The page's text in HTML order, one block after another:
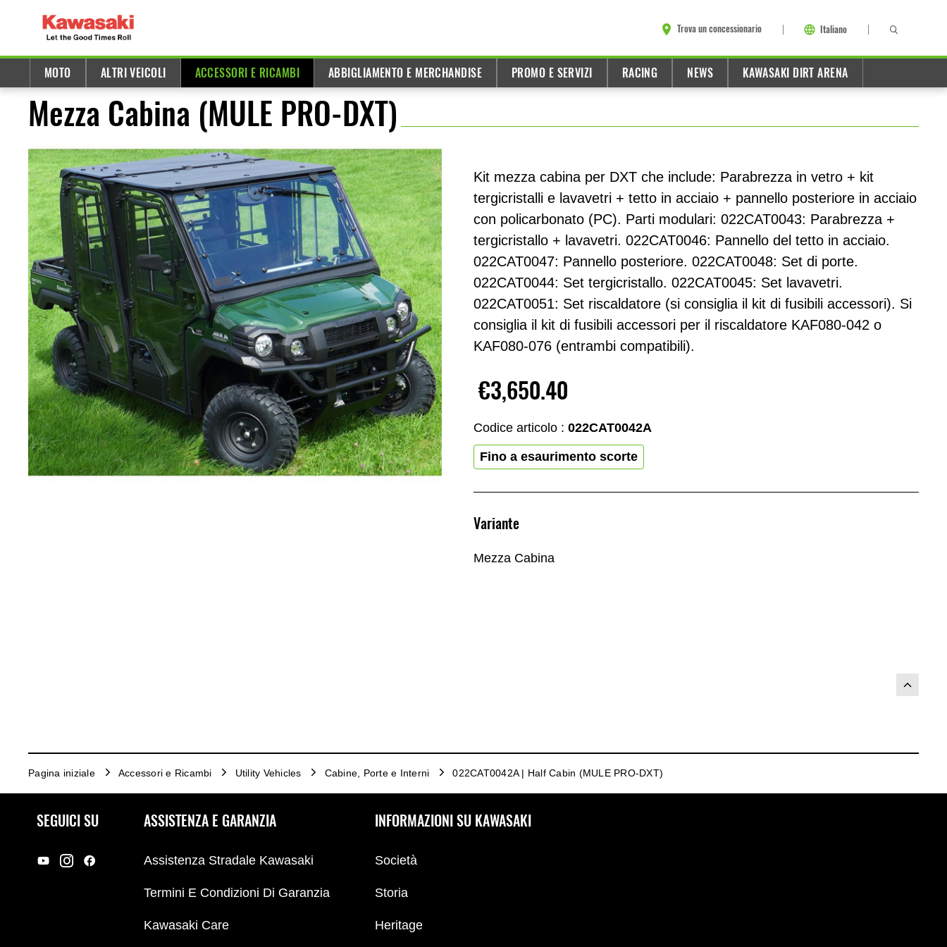
Trova un concessionario Italiano
MOTO ALTRI VEICOLI ACCESSORI E RICAMBI ABBIGLIAMENTO E MERCHANDISE PROMO E SERVIZI RACING NEWS KAWASAKI DIRT ARENA
Mezza Cabina (MULE PRO-DXT)
Kit mezza cabina per DXT che include: Parabrezza in vetro + kit
tergicristalli e lavavetri + tetto in acciaio + pannello posteriore in acciaio
con policarbonato (PC). Parti modulari: 022CAT0043: Parabrezza +
tergicristallo + lavavetri. 022CAT0046: Pannello del tetto in acciaio.
022CAT0047: Pannello posteriore. 022CAT0048: Set di porte.
022CAT0044: Set tergicristallo. 022CAT0045: Set lavavetri.
022CAT0051: Set riscaldatore (si consiglia il kit di fusibili accessori). Si
consiglia il kit di fusibili accessori per il riscaldatore KAF080-042 o
KAF080-076 (entrambi compatibili).
€3,650.40
Codice articolo : 022CAT0042A
Fino a esaurimento scorte
Variante
Mezza Cabina
Pagina iniziale Accessori e Ricambi Utility Vehicles Cabine, Porte e Interni 022CAT0042A | Half Cabin (MULE PRO-DXT)
SEGUICI SU ASSISTENZA E GARANZIA
Assistenza Stradale Kawasaki
Termini E Condizioni Di Garanzia
Kawasaki Care
INFORMAZIONI SU KAWASAKI
Società
Storia
Heritage